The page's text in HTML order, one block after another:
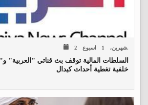
السلطات المالية توقف بث قناتي "العربية"
خلفية تغطية أحداث كيدال